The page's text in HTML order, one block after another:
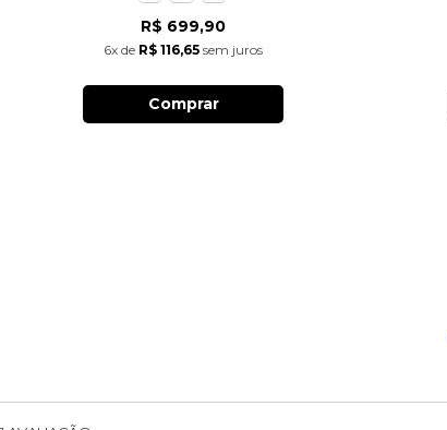
R$ 699,90
6x de R$ 116,65 sem juros
Comprar